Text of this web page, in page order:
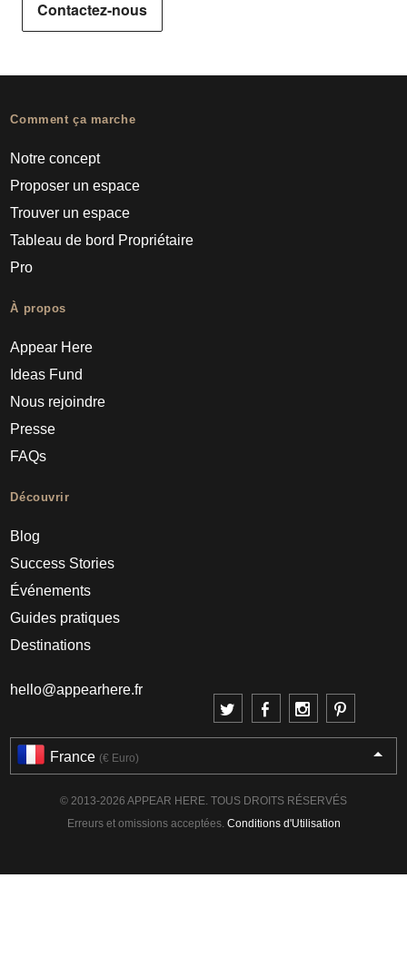
Contactez-nous
Comment ça marche
Notre concept
Proposer un espace
Trouver un espace
Tableau de bord Propriétaire
Pro
À propos
Appear Here
Ideas Fund
Nous rejoindre
Presse
FAQs
Découvrir
Blog
Success Stories
Événements
Guides pratiques
Destinations
hello@appearhere.fr
France (€ Euro)
© 2013-2026 APPEAR HERE. TOUS DROITS RÉSERVÉS
Erreurs et omissions acceptées. Conditions d'Utilisation